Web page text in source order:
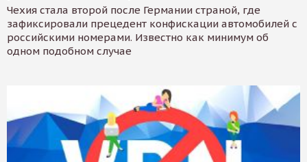
Чехия стала второй после Германии страной, где
зафиксировали прецедент конфискации автомобилей с
российскими номерами. Известно как минимум об
одном подобном случае